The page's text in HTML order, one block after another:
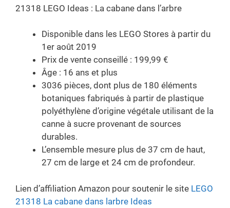
21318 LEGO Ideas : La cabane dans l’arbre
Disponible dans les LEGO Stores à partir du
1er août 2019
Prix de vente conseillé : 199,99 €
Âge : 16 ans et plus
3036 pièces, dont plus de 180 éléments
botaniques fabriqués à partir de plastique
polyéthylène d’origine végétale utilisant de la
canne à sucre provenant de sources
durables.
L’ensemble mesure plus de 37 cm de haut,
27 cm de large et 24 cm de profondeur.
Lien d’affiliation Amazon pour soutenir le site LEGO
21318 La cabane dans larbre Ideas